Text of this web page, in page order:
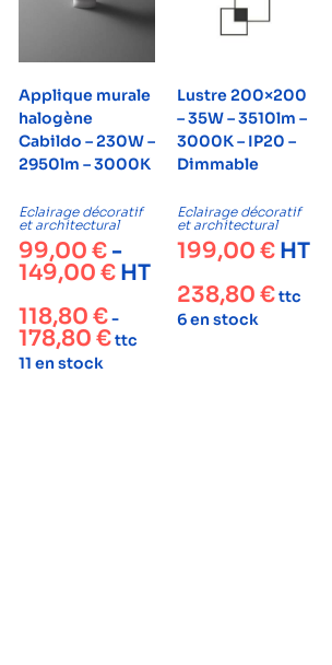
Applique murale
halogène
Cabildo – 230W –
2950lm – 3000K
Eclairage décoratif
et architectural
99,00 € -
149,00 € HT
118,80 €-
178,80 €ttc
11 en stock
Lustre 200×200
– 35W – 3510lm –
3000K – IP20 –
Dimmable
Eclairage décoratif
et architectural
199,00 € HT
238,80 €ttc
6 en stock